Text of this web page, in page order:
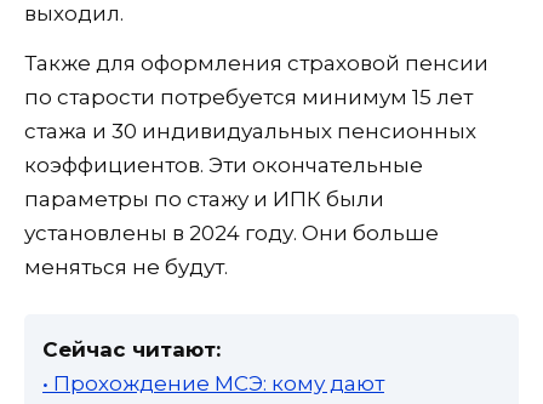
выходил.
Также для оформления страховой пенсии
по старости потребуется минимум 15 лет
стажа и 30 индивидуальных пенсионных
коэффициентов. Эти окончательные
параметры по стажу и ИПК были
установлены в 2024 году. Они больше
меняться не будут.
Сейчас читают:
• Прохождение МСЭ: кому дают